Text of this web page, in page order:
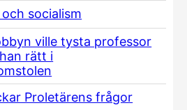
socialism
ville tysta professor
rätt i
Proletärens frågor